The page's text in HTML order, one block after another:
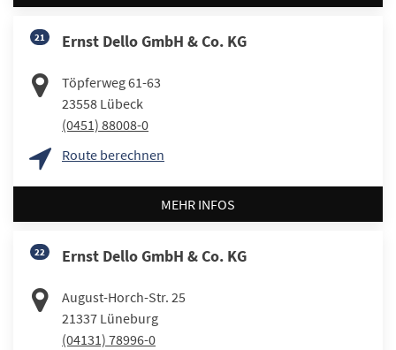
21 Ernst Dello GmbH & Co. KG
Töpferweg 61-63
23558 Lübeck
(0451) 88008-0
Route berechnen
MEHR INFOS
22 Ernst Dello GmbH & Co. KG
August-Horch-Str. 25
21337 Lüneburg
(04131) 78996-0